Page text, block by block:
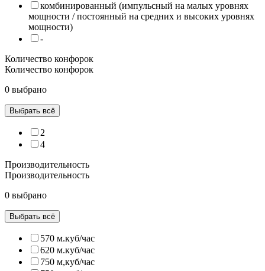
комбинированный (импульсный на малых уровнях
мощности / постоянный на средних и высоких уровнях
мощности)
-
Количество конфорок
Количество конфорок
0 выбрано
Выбрать всё
2
4
Производительность
Производительность
0 выбрано
Выбрать всё
570 м.куб/час
620 м.куб/час
750 м,куб/час